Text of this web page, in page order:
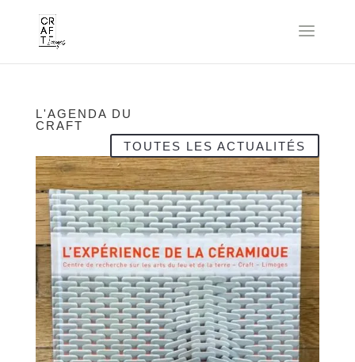
L'AGENDA DU
CRAFT
TOUTES LES ACTUALITÉS